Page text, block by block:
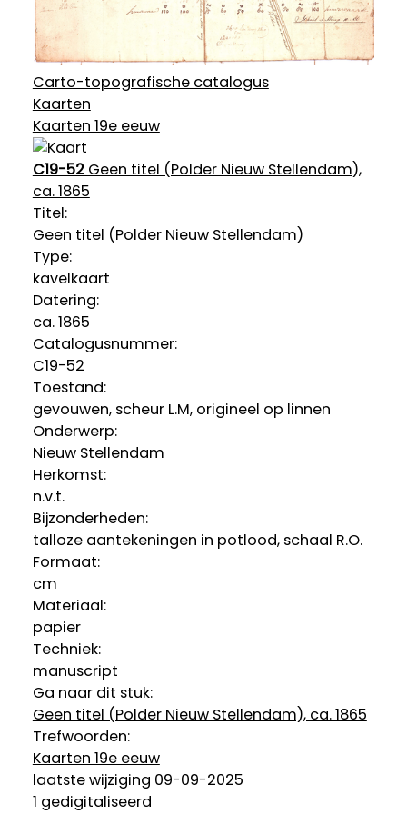
Carto-topografische catalogus
Kaarten
Kaarten 19e eeuw
C19-52Geen titel (Polder Nieuw Stellendam),
ca. 1865
Titel:
Geen titel (Polder Nieuw Stellendam)
Type:
kavelkaart
Datering:
ca. 1865
Catalogusnummer:
C19-52
Toestand:
gevouwen, scheur L.M, origineel op linnen
Onderwerp:
Nieuw Stellendam
Herkomst:
n.v.t.
Bijzonderheden:
talloze aantekeningen in potlood, schaal R.O.
Formaat:
cm
Materiaal:
papier
Techniek:
manuscript
Ga naar dit stuk:
Geen titel (Polder Nieuw Stellendam), ca. 1865
Trefwoorden:
Kaarten 19e eeuw
laatste wijziging 09-09-2025
1 gedigitaliseerd